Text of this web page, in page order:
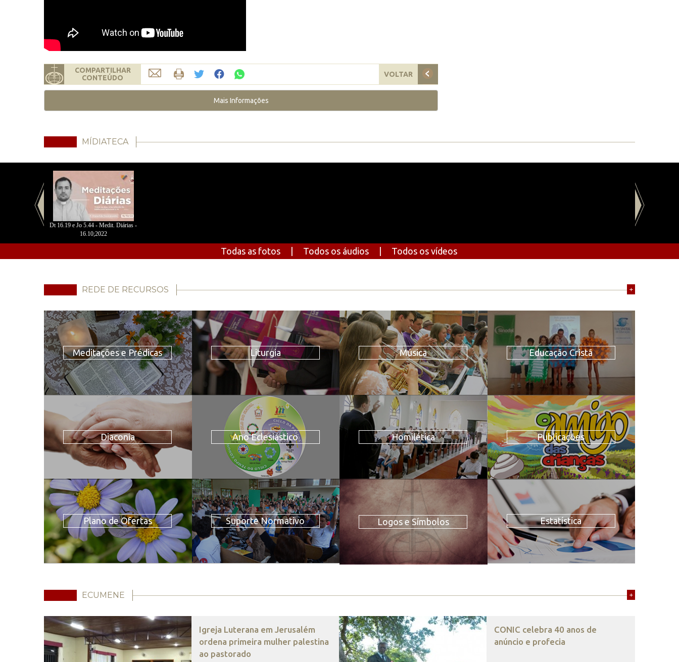
COMPARTILHAR
CONTEÚDO
VOLTAR
Mais Informações
MÍDIATECA
Dt 16.19 e Jo 5.44 - Medit. Diárias -
16.10;2022
Todas as fotos Todos os áudios Todos os vídeos
REDE DE RECURSOS +
Meditações e Prédicas Liturgia Música Educação Cristã
Diaconia Ano Eclesiástico Homilética Publicações
Plano de Ofertas Suporte Normativo Logos e Símbolos Estatística
ECUMENE +
Igreja Luterana em Jerusalém
ordena primeira mulher palestina
ao pastorado
CONIC celebra 40 anos de
anúncio e profecia